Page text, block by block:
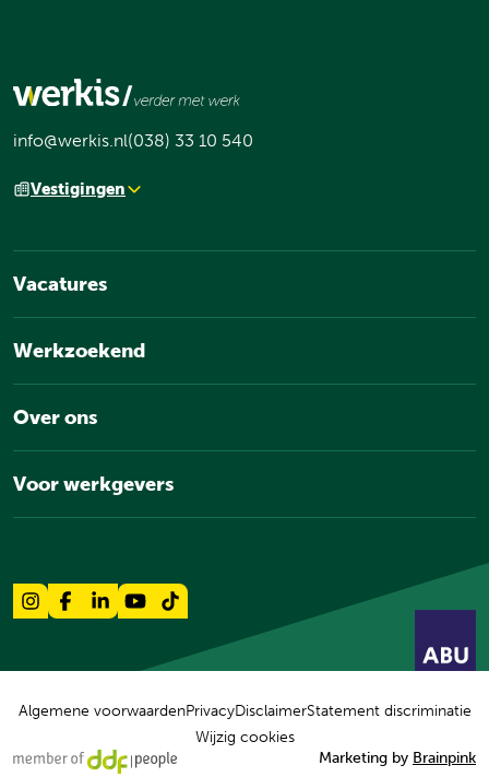
info@werkis.nl(038) 33 10 540
Vestigingen
Vacatures
Werkzoekend
Over ons
Voor werkgevers
Marketing by Brainpink
Algemene voorwaardenPrivacyDisclaimerStatement discriminatie
Wijzig cookies